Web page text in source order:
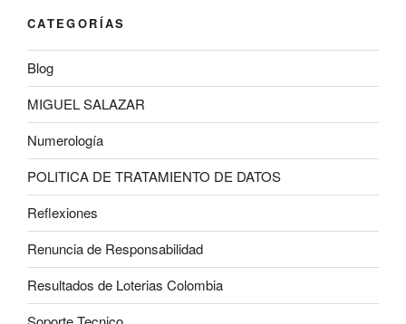
CATEGORÍAS
Blog
MIGUEL SALAZAR
Numerología
POLITICA DE TRATAMIENTO DE DATOS
Reflexiones
Renuncia de Responsabilidad
Resultados de Loterias Colombia